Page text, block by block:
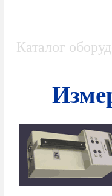
Каталог